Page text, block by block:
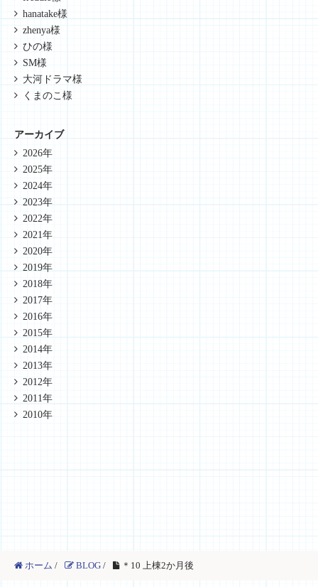
hanatake様
zhenya様
ひの様
SM様
大河ドラマ様
くまのこ様
アーカイブ
2026年
2025年
2024年
2023年
2022年
2021年
2020年
2019年
2018年
2017年
2016年
2015年
2014年
2013年
2012年
2011年
2010年
ホーム / BLOG / ＊10 上棟2か月後